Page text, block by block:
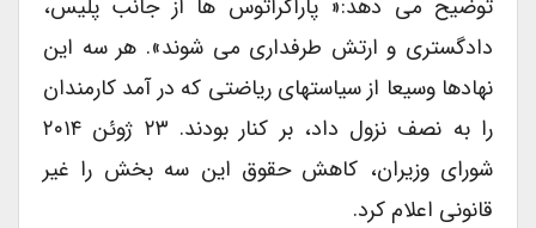
توضیح می دهد:« پاراکراتوس ها از جانب پلیس،
دادگستری و ارتش طرفداری می شوند». هر سه این
نهادها وسیعا از سیاستهای ریاضتی که در آمد کارمندان
را به نصف نزول داد، بر کنار بودند. ۲۳ ژوئن ۲۰۱۴
شورای وزیران، کاهش حقوق این سه بخش را غیر
قانونی اعلام کرد.